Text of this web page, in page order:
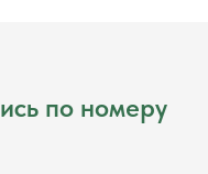
по номеру